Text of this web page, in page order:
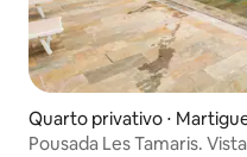
Quarto privativo ⋅
Pousada Les Tamaris.